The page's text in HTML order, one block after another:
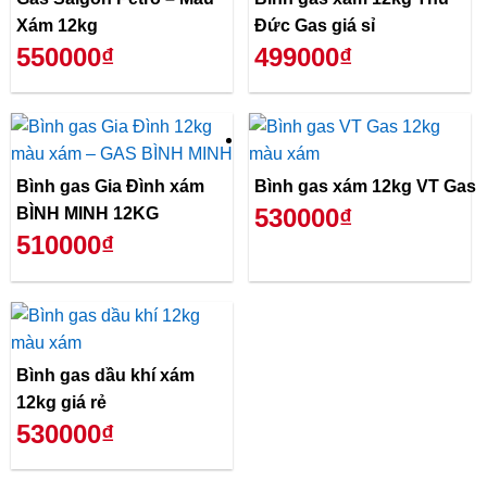
Xám 12kg
550000₫
Đức Gas giá sỉ
499000₫
Bình gas Gia Đình xám
BÌNH MINH 12KG
510000₫
Bình gas xám 12kg VT Gas
530000₫
Bình gas dầu khí xám
12kg giá rẻ
530000₫